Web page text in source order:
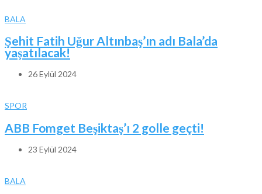
BALA
Şehit Fatih Uğur Altınbaş’ın adı Bala’da
yaşatılacak!
26 Eylül 2024
SPOR
ABB Fomget Beşiktaş’ı 2 golle geçti!
23 Eylül 2024
BALA